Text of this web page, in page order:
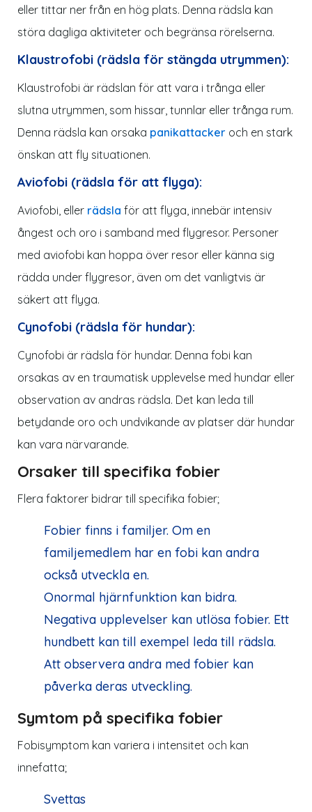
eller tittar ner från en hög plats. Denna rädsla kan
störa dagliga aktiviteter och begränsa rörelserna.
Klaustrofobi (rädsla för stängda utrymmen):
Klaustrofobi är rädslan för att vara i trånga eller
slutna utrymmen, som hissar, tunnlar eller trånga rum.
Denna rädsla kan orsaka panikattacker och en stark
önskan att fly situationen.
Aviofobi (rädsla för att flyga):
Aviofobi, eller rädsla för att flyga, innebär intensiv
ångest och oro i samband med flygresor. Personer
med aviofobi kan hoppa över resor eller känna sig
rädda under flygresor, även om det vanligtvis är
säkert att flyga.
Cynofobi (rädsla för hundar):
Cynofobi är rädsla för hundar. Denna fobi kan
orsakas av en traumatisk upplevelse med hundar eller
observation av andras rädsla. Det kan leda till
betydande oro och undvikande av platser där hundar
kan vara närvarande.
Orsaker till specifika fobier
Flera faktorer bidrar till specifika fobier;
Fobier finns i familjer. Om en
familjemedlem har en fobi kan andra
också utveckla en.
Onormal hjärnfunktion kan bidra.
Negativa upplevelser kan utlösa fobier. Ett
hundbett kan till exempel leda till rädsla.
Att observera andra med fobier kan
påverka deras utveckling.
Symtom på specifika fobier
Fobisymptom kan variera i intensitet och kan
innefatta;
Svettas